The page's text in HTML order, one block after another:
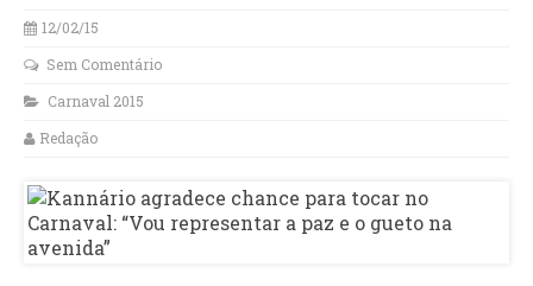
12/02/15
Sem Comentário
Carnaval 2015
Redação